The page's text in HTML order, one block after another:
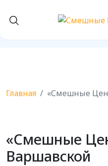
Главная «Смешные
«Смешные
Варшавской